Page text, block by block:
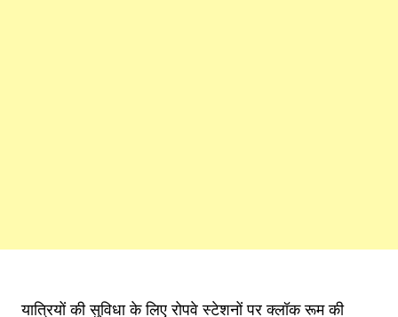
यात्रियों की सुविधा के लिए रोपवे स्टेशनों पर क्लॉक रूम की